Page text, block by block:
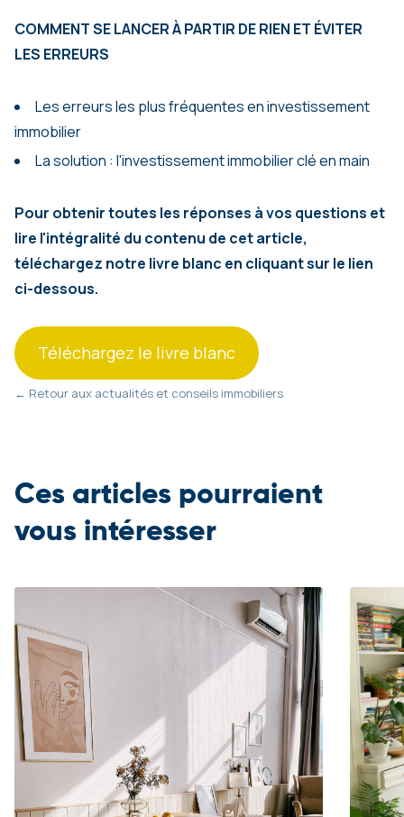
COMMENT SE LANCER À PARTIR DE RIEN ET ÉVITER
LES ERREURS
Les erreurs les plus fréquentes en investissement
immobilier
La solution : l'investissement immobilier clé en main
Pour obtenir toutes les réponses à vos questions et
lire l'intégralité du contenu de cet article,
téléchargez notre livre blanc en cliquant sur le lien
ci-dessous.
Téléchargez le livre blanc
← Retour aux actualités et conseils immobiliers
Ces articles pourraient
vous intéresser